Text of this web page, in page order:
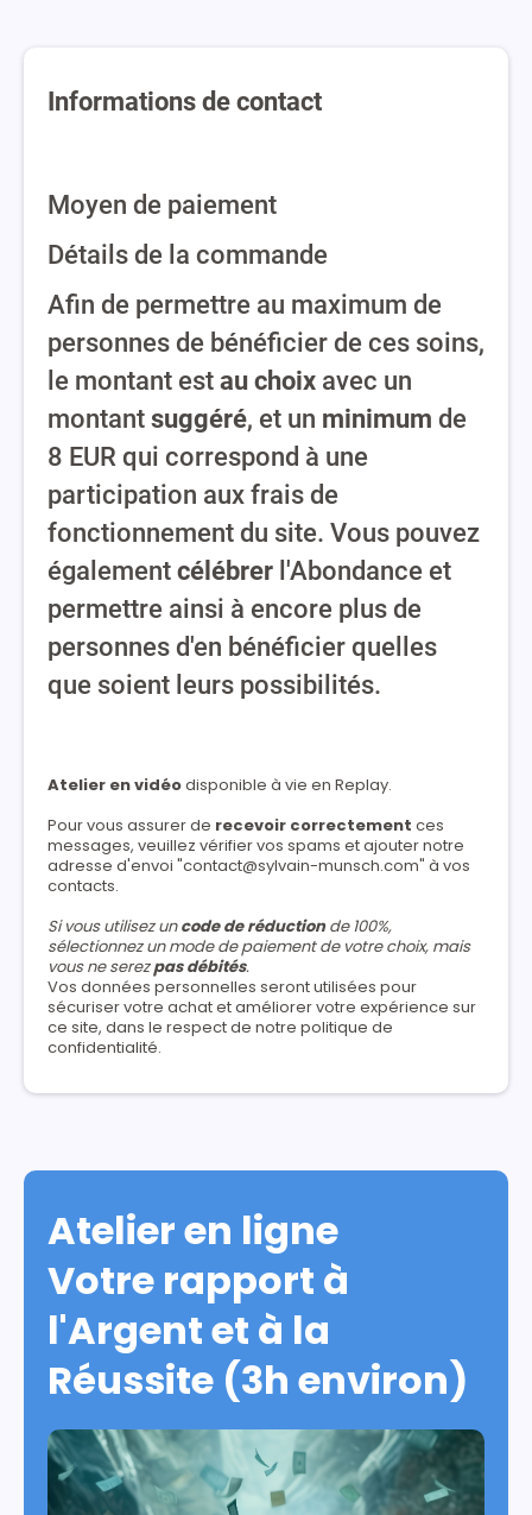
Informations de contact
Moyen de paiement
Détails de la commande
Afin de permettre au maximum de
personnes de bénéficier de ces soins,
le montant est au choix avec un
montant suggéré, et un minimum de
8 EUR qui correspond à une
participation aux frais de
fonctionnement du site. Vous pouvez
également célébrer l'Abondance et
permettre ainsi à encore plus de
personnes d'en bénéficier quelles
que soient leurs possibilités.
Atelier en vidéodisponible à vie en Replay.
Pour vous assurer de recevoir correctement ces
messages, veuillez vérifier vos spams et ajouter notre
adresse d'envoi "contact@sylvain-munsch.com" à vos
contacts.
Si vous utilisez uncode de réductionde 100%,
sélectionnez un mode de paiement de votre choix, mais
vous ne serezpas débités.
Vos données personnelles seront utilisées pour
sécuriser votre achat et améliorer votre expérience sur
ce site, dans le respect de notre politique de
confidentialité.
Atelier en ligne
Votre rapport à
l'Argent et à la
Réussite (3h environ)